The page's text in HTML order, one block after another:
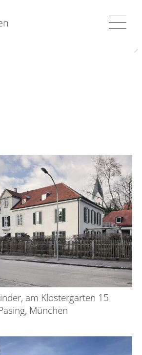
am Klostergarten 15
München